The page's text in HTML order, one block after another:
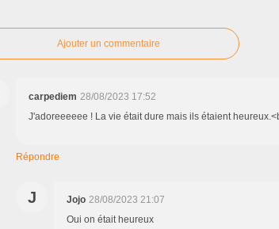
Ajouter un commentaire
carpediem 28/08/2023 17:52
J'adoreeeeee ! La vie était dure mais ils étaient
Répondre
J Jojo 28/08/2023 21:07
Oui on était heureux